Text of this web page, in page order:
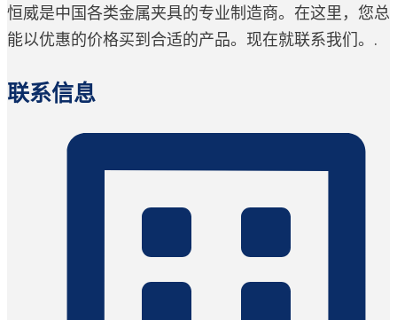
恒威是中国各类金属夹具的专业制造商。在这里，您总
能以优惠的价格买到合适的产品。现在就联系我们。.
联系信息